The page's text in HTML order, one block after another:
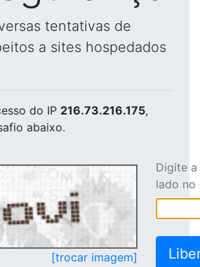
tentativas de
a sites hospedados
do IP 216.73.216.175,
abaixo.
[trocar imagem]
Digite
lado no